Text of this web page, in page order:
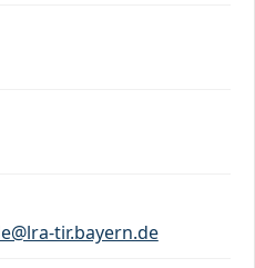
tir.bayern.de